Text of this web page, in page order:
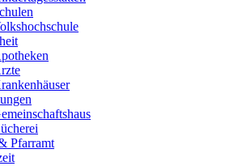
Pfarramt